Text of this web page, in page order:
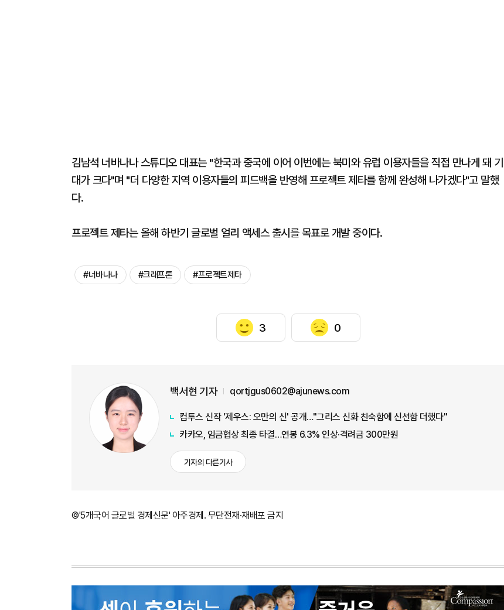
김남석 너바나나 스튜디오 대표는 "한국과 중국에 이어 이번에는 북미와 유럽 이용자들을 직접 만나게 돼 기
대가 크다"며 "더 다양한 지역 이용자들의 피드백을 반영해 프로젝트 제타를 함께 완성해 나가겠다"고 말했
다.
프로젝트 제타는 올해 하반기 글로벌 얼리 액세스 출시를 목표로 개발 중이다.
#너바나나 #크래프톤 #프로젝트제타
3 0
백서현 기자 qortjgus0602@ajunews.com
컴투스 신작 '제우스: 오만의 신' 공개…"그리스 신화 친숙함에 신선함 더했다"
카카오, 임금협상 최종 타결…연봉 6.3% 인상·격려금 300만원
기자의 다른기사
©'5개국어 글로벌 경제신문' 아주경제. 무단전재·재배포 금지